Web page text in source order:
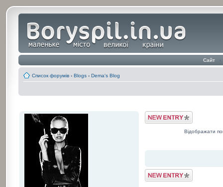
Сайт ‹
Список форумів ‹ Blogs ‹ Dema's Blog
Post a Blog Entry
Відображати
Post a Blog Entry